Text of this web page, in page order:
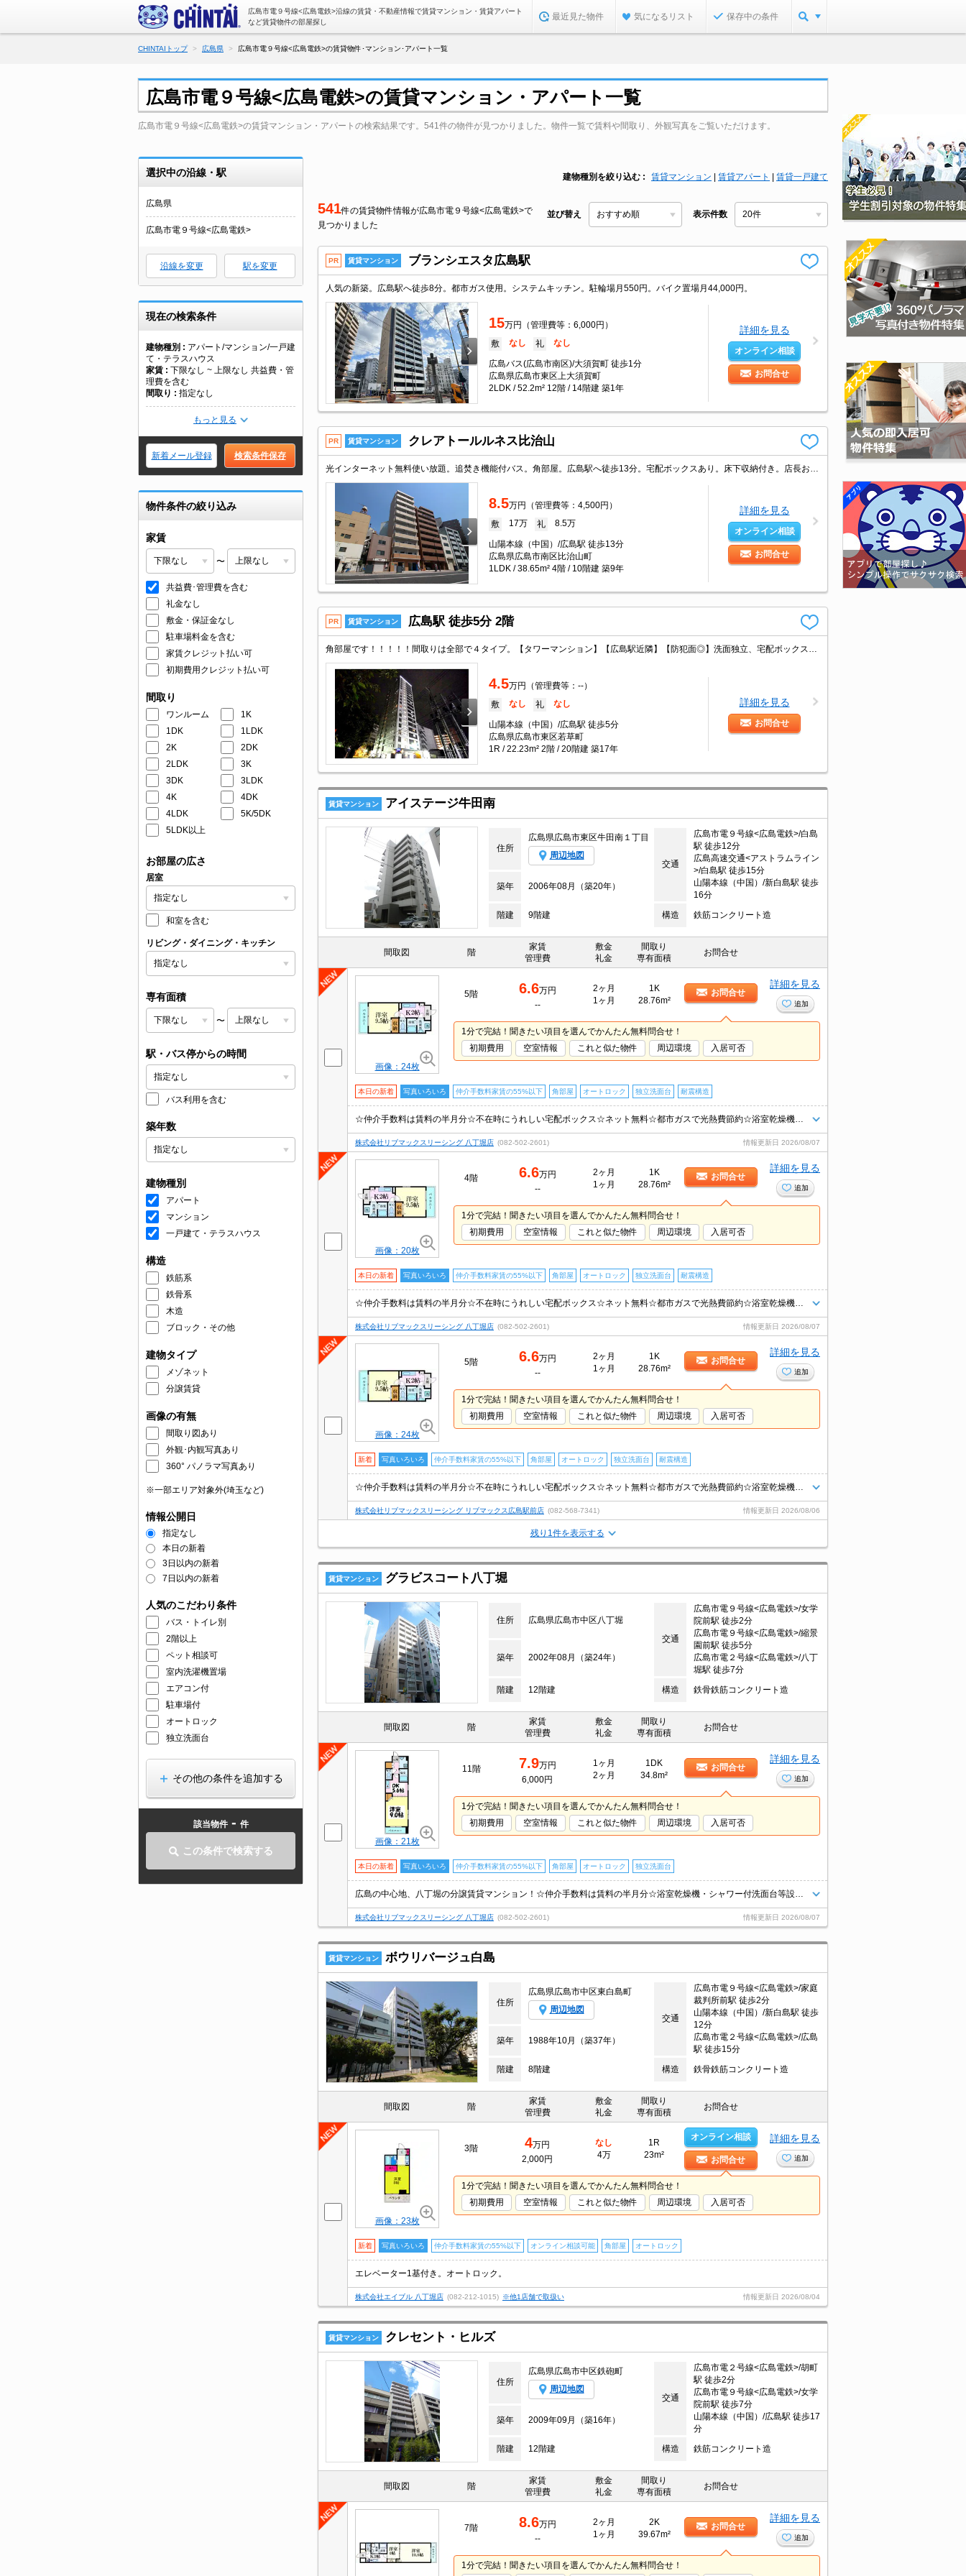
広島市電９号線<広島電鉄>沿線の賃貸・不動産情報で賃貸マンション・賃貸アパート
など賃貸物件の部屋探し
最近見た物件 気になるリスト 保存中の条件
CHINTAIトップ 広島県 広島市電９号線<広島電鉄>の賃貸物件･マンション･アパート一覧
広島市電９号線<広島電鉄>の賃貸マンション・アパート一覧
広島市電９号線<広島電鉄>の賃貸マンション・アパートの検索結果です。541件の物件が見つかりました。物件一覧で賃料や間取り、外観写真をご覧いただけます。
選択中の沿線・駅
広島県
広島市電９号線<広島電鉄>
沿線を変更 駅を変更
現在の検索条件
建物種別
アパート/マンション/一戸建
て・テラスハウス
家賃
下限なし ~ 上限なし 共益費・管
理費を含む
間取り
指定なし
もっと見る
新着メール登録 検索条件保存
物件条件の絞り込み
家賃
〜
共益費･管理費を含む
礼金なし
敷金・保証金なし
駐車場料金を含む
家賃クレジット払い可
初期費用クレジット払い可
間取り
ワンルーム
1K
1DK
1LDK
2K
2DK
2LDK
3K
3DK
3LDK
4K
4DK
4LDK
5K/5DK
5LDK以上
お部屋の広さ
居室
和室を含む
リビング・ダイニング・キッチン
専有面積
〜
駅・バス停からの時間
バス利用を含む
築年数
建物種別
アパート
マンション
一戸建て・テラスハウス
構造
鉄筋系
鉄骨系
木造
ブロック・その他
建物タイプ
メゾネット
分譲賃貸
画像の有無
間取り図あり
外観･内観写真あり
360° パノラマ写真あり
※一部エリア対象外(埼玉など)
情報公開日
指定なし
本日の新着
3日以内の新着
7日以内の新着
人気のこだわり条件
バス・トイレ別
2階以上
ペット相談可
室内洗濯機置場
エアコン付
駐車場付
オートロック
独立洗面台
その他の条件を追加する
該当物件 - 件
この条件で検索する
建物種別を絞り込む 賃貸マンション 賃貸アパート 賃貸一戸建て
541件の賃貸物件情報が広島市電９号線<広島電鉄>で
見つかりました
並び替え 表示件数
PR 賃貸マンション ブランシエスタ広島駅
人気の新築。広島駅へ徒歩8分。都市ガス使用。システムキッチン。駐輪場月550円。バイク置場月44,000円。
15万円（管理費等：6,000円）
敷 なし 礼 なし
広島バス(広島市南区)/大須賀町 徒歩1分
広島県広島市東区上大須賀町
2LDK / 52.2m² 12階 / 14階建 築1年
詳細を見る
オンライン相談
お問合せ
PR 賃貸マンション クレアトールルネス比治山
8.5万円（管理費等：4,500円）
敷 17万 礼 8.5万
山陽本線（中国）/広島駅 徒歩13分
広島県広島市南区比治山町
1LDK / 38.65m² 4階 / 10階建 築9年
詳細を見る
オンライン相談
お問合せ
PR 賃貸マンション 広島駅 徒歩5分 2階
4.5万円（管理費等：--）
敷 なし 礼 なし
山陽本線（中国）/広島駅 徒歩5分
広島県広島市東区若草町
1R / 22.23m² 2階 / 20階建 築17年
詳細を見る
お問合せ
賃貸マンション アイステージ牛田南
住所
広島県広島市東区牛田南１丁目
周辺地図
交通
広島市電９号線<広島電鉄>/白島
駅 徒歩12分
広島高速交通<アストラムライン
>/白島駅 徒歩15分
山陽本線（中国）/新白島駅 徒歩
16分
築年 2006年08月（築20年）
階建 9階建 構造 鉄筋コンクリート造
間取図 階
家賃
管理費
敷金
礼金
間取り
専有面積
お問合せ
画像：24枚
5階 6.6万円
--
2ヶ月
1ヶ月
1K
28.76m²
お問合せ
詳細を見る
追加
1分で完結！聞きたい項目を選んでかんたん無料問合せ！
初期費用
空室情報 これと似た物件 周辺環境 入居可否
本日の新着 写真いろいろ 仲介手数料家賃の55%以下 角部屋 オートロック 独立洗面台 耐震構造
株式会社リブマックスリーシング 八丁堀店 (082-502-2601) 情報更新日 2026/08/07
画像：20枚
4階 6.6万円
--
2ヶ月
1ヶ月
1K
28.76m²
お問合せ
詳細を見る
追加
1分で完結！聞きたい項目を選んでかんたん無料問合せ！
初期費用
空室情報 これと似た物件 周辺環境 入居可否
本日の新着 写真いろいろ 仲介手数料家賃の55%以下 角部屋 オートロック 独立洗面台 耐震構造
株式会社リブマックスリーシング 八丁堀店 (082-502-2601) 情報更新日 2026/08/07
画像：24枚
5階 6.6万円
--
2ヶ月
1ヶ月
1K
28.76m²
お問合せ
詳細を見る
追加
1分で完結！聞きたい項目を選んでかんたん無料問合せ！
初期費用
空室情報 これと似た物件 周辺環境 入居可否
新着 写真いろいろ 仲介手数料家賃の55%以下 角部屋 オートロック 独立洗面台 耐震構造
株式会社リブマックスリーシング リブマックス広島駅前店 (082-568-7341) 情報更新日 2026/08/06
残り1件を表示する
賃貸マンション グラビスコート八丁堀
住所 広島県広島市中区八丁堀
交通
広島市電９号線<広島電鉄>/女学
院前駅 徒歩2分
広島市電９号線<広島電鉄>/縮景
園前駅 徒歩5分
広島市電２号線<広島電鉄>/八丁
堀駅 徒歩7分
築年 2002年08月（築24年）
階建 12階建 構造 鉄骨鉄筋コンクリート造
間取図 階
家賃
管理費
敷金
礼金
間取り
専有面積
お問合せ
画像：21枚
11階 7.9万円
6,000円
1ヶ月
2ヶ月
1DK
34.8m²
お問合せ
詳細を見る
追加
1分で完結！聞きたい項目を選んでかんたん無料問合せ！
初期費用
空室情報 これと似た物件 周辺環境 入居可否
本日の新着 写真いろいろ 仲介手数料家賃の55%以下 角部屋 オートロック 独立洗面台
株式会社リブマックスリーシング 八丁堀店 (082-502-2601) 情報更新日 2026/08/07
賃貸マンション ボウリバージュ白島
住所
広島県広島市中区東白島町
周辺地図
交通
広島市電９号線<広島電鉄>/家庭
裁判所前駅 徒歩2分
山陽本線（中国）/新白島駅 徒歩
12分
広島市電２号線<広島電鉄>/広島
駅 徒歩15分
築年 1988年10月（築37年）
階建 8階建 構造 鉄骨鉄筋コンクリート造
間取図 階
家賃
管理費
敷金
礼金
間取り
専有面積
お問合せ
画像：23枚
3階 4万円
2,000円
なし
4万
1R
23m²
オンライン相談
お問合せ
詳細を見る
追加
1分で完結！聞きたい項目を選んでかんたん無料問合せ！
初期費用
空室情報 これと似た物件 周辺環境 入居可否
新着 写真いろいろ 仲介手数料家賃の55%以下 オンライン相談可能 角部屋 オートロック
エレベーター1基付き。オートロック。
株式会社エイブル 八丁堀店 (082-212-1015) ※他1店舗で取扱い 情報更新日 2026/08/04
賃貸マンション クレセント・ヒルズ
住所
広島県広島市中区鉄砲町
周辺地図
交通
広島市電２号線<広島電鉄>/胡町
駅 徒歩2分
広島市電９号線<広島電鉄>/女学
院前駅 徒歩7分
山陽本線（中国）/広島駅 徒歩17
分
築年 2009年09月（築16年）
階建 12階建 構造 鉄筋コンクリート造
間取図 階
家賃
管理費
敷金
礼金
間取り
専有面積
お問合せ
7階 8.6万円
--
2ヶ月
1ヶ月
2K
39.67m²
お問合せ
詳細を見る
追加
1分で完結！聞きたい項目を選んでかんたん無料問合せ！